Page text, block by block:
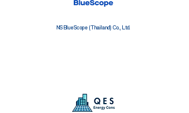
NS BlueScope (Thailand) Co., Ltd.